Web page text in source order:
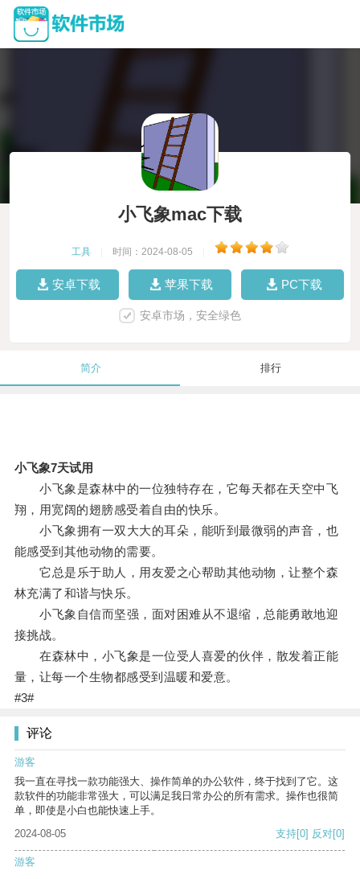
小飞象mac下载
工具 时间：2024-08-05
安卓下载 苹果下载 PC下载
安卓市场，安全绿色
简介 排行
小飞象7天试用
小飞象是森林中的一位独特存在，它每天都在天空中飞
翔，用宽阔的翅膀感受着自由的快乐。
小飞象拥有一双大大的耳朵，能听到最微弱的声音，也
能感受到其他动物的需要。
它总是乐于助人，用友爱之心帮助其他动物，让整个森
林充满了和谐与快乐。
小飞象自信而坚强，面对困难从不退缩，总能勇敢地迎
接挑战。
在森林中，小飞象是一位受人喜爱的伙伴，散发着正能
量，让每一个生物都感受到温暖和爱意。
#3#
评论
游客
我一直在寻找一款功能强大、操作简单的办公软件，终于找到了它。这
款软件的功能非常强大，可以满足我日常办公的所有需求。操作也很简
单，即使是小白也能快速上手。
2024-08-05
支持[0] 反对[0]
游客